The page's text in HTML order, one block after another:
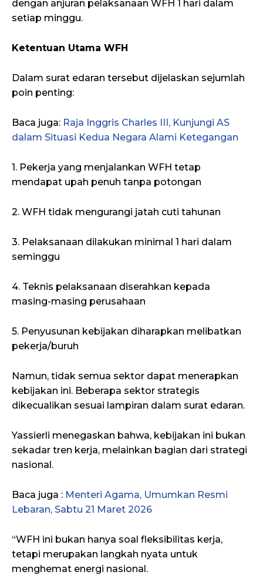
dengan anjuran pelaksanaan WFH 1 hari dalam
setiap minggu.
Ketentuan Utama WFH
Dalam surat edaran tersebut dijelaskan sejumlah
poin penting:
Baca juga: Raja Inggris Charles III, Kunjungi AS
dalam Situasi Kedua Negara Alami Ketegangan
1. Pekerja yang menjalankan WFH tetap
mendapat upah penuh tanpa potongan
2. WFH tidak mengurangi jatah cuti tahunan
3. Pelaksanaan dilakukan minimal 1 hari dalam
seminggu
4. Teknis pelaksanaan diserahkan kepada
masing-masing perusahaan
5. Penyusunan kebijakan diharapkan melibatkan
pekerja/buruh
Namun, tidak semua sektor dapat menerapkan
kebijakan ini. Beberapa sektor strategis
dikecualikan sesuai lampiran dalam surat edaran.
Yassierli menegaskan bahwa, kebijakan ini bukan
sekadar tren kerja, melainkan bagian dari strategi
nasional.
Baca juga : Menteri Agama, Umumkan Resmi
Lebaran, Sabtu 21 Maret 2026
“WFH ini bukan hanya soal fleksibilitas kerja,
tetapi merupakan langkah nyata untuk
menghemat energi nasional.